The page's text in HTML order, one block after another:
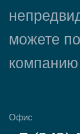
можете
Офис